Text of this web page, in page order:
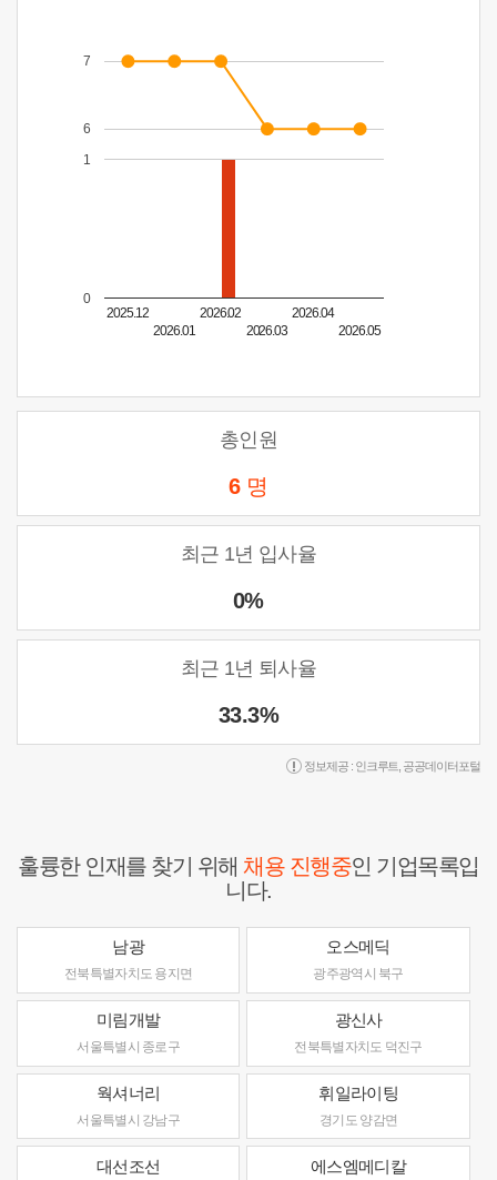
2025.12
2026.01
2026.02
2026.03
2026.04
2026.05
0
1
6
7
총인원
6 명
최근 1년 입사율
0%
최근 1년 퇴사율
33.3%
정보제공 : 인크루트 공공데이터포털
훌륭한 인재를 찾기 위해채용 진행중인 기업목록입
니다.
남광
전북특별자치도 용지면
오스메딕
광주광역시 북구
미림개발
서울특별시 종로구
광신사
전북특별자치도 덕진구
웍셔너리
서울특별시 강남구
휘일라이팅
경기도 양감면
대선조선 에스엠메디칼